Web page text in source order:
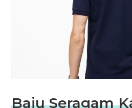
Baju Seragam